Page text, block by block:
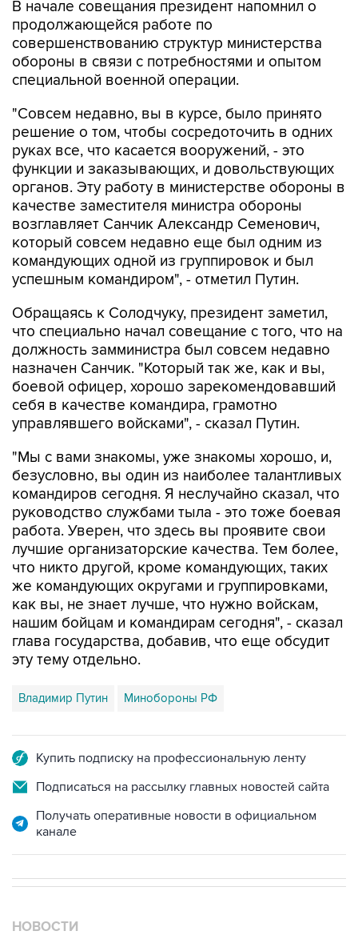
совершенствованию структур министерства
обороны в связи с потребностями и опытом
специальной военной операции.
"Совсем недавно, вы в курсе, было принято
руках все, что касается вооружений, - это
функции и заказывающих, и довольствующих
органов. Эту работу в министерстве обороны в
качестве заместителя министра обороны
возглавляет Санчик Александр Семенович,
который совсем недавно еще был одним из
командующих одной из группировок и был
успешным командиром", - отметил Путин.
Обращаясь к Солодчуку, президент заметил,
должность замминистра был совсем недавно
назначен Санчик. "Который так же, как и вы,
боевой офицер, хорошо зарекомендовавший
себя в качестве командира, грамотно
управлявшего войсками", - сказал Путин.
"Мы с вами знакомы, уже знакомы хорошо, и,
командиров сегодня. Я неслучайно сказал, что
руководство службами тыла - это тоже боевая
работа. Уверен, что здесь вы проявите свои
лучшие организаторские качества. Тем более,
что никто другой, кроме командующих, таких
же командующих округами и группировками,
как вы, не знает лучше, что нужно войскам,
нашим бойцам и командирам сегодня", - сказал
глава государства, добавив, что еще обсудит
эту тему отдельно.
Владимир Путин Минобороны РФ
Подписаться на рассылку главных новостей сайта
Получать оперативные новости в официальном
05 августа, 21:05